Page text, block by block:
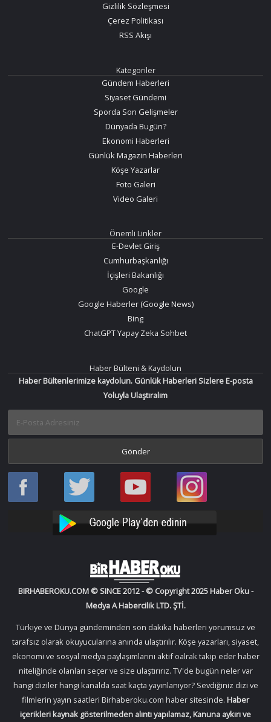
Gizlilik Sözleşmesi
Çerez Politikası
RSS Akışı
Kategoriler
Gündem Haberleri
Siyaset Gündemi
Sporda Son Gelişmeler
Dünyada Bugün?
Ekonomi Haberleri
Günlük Magazin Haberleri
Köşe Yazarlar
Foto Galeri
Video Galeri
Önemli Linkler
E-Devlet Giriş
Cumhurbaşkanlığı
İçişleri Bakanlığı
Google
Google Haberler (Google News)
Bing
ChatGPT Yapay Zeka Sohbet
Haber Bülteni & Kaydolun
Haber Bültenlerimize kaydolun. Günlük Haberleri Sizlere E-posta
Yoluyla Ulaştıralım
Haber
Oku
Haber
Oku
Bir
Haber
YouTube
Bir
Haber
Instagram
BIRHABEROKU.COM © SINCE 2012 - © Copyright 2025 Haber Oku -
Medya A Habercilik LTD. ŞTİ.
Türkiye ve Dünya gündeminden son dakika haberleri yorumsuz ve
tarafsız olarak okuyucularına anında ulaştırılır. Köşe yazarları, siyaset,
ekonomi ve sosyal medya paylaşımlarını aktif oalrak takip eder haber
niteliğinde olanları seçer ve size ulaştırırız. TV'de bugün neler var
hangi diziler hangi kanalda saat kaçta yayınlanıyor? Sevdiğiniz dizi ve
filmlerin yayın saatleri Birhaberoku.com haber sitesinde. Haber
içerikleri kaynak gösterilmeden alıntı yapılamaz, Kanuna aykırı ve